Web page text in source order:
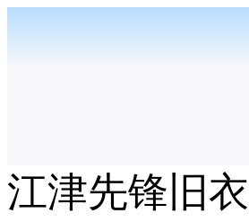
江津先锋旧